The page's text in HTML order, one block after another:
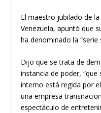
El maestro jubilado de
Venezuela, apuntó que
ha denominado la“serie
Dijoque se trata de
instancia de poder,“que
interno está regida por
una empresa
espectáculo de